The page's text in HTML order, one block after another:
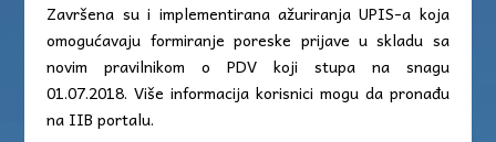
Završena su i implementirana ažuriranja UPIS-a koja
omogućavaju formiranje poreske prijave u skladu sa
novim pravilnikom o PDV koji stupa na snagu
01.07.2018. Više informacija korisnici mogu da pronađu
na IIB portalu.